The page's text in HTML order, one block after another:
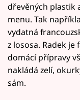
dřevěných plastik
menu. Tak
vydatná
z lososa. Radek je
domácí přípravy
nakládá zelí,
sám.